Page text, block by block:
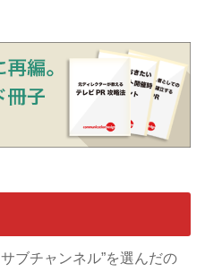
ブチャンネル”を選んだの